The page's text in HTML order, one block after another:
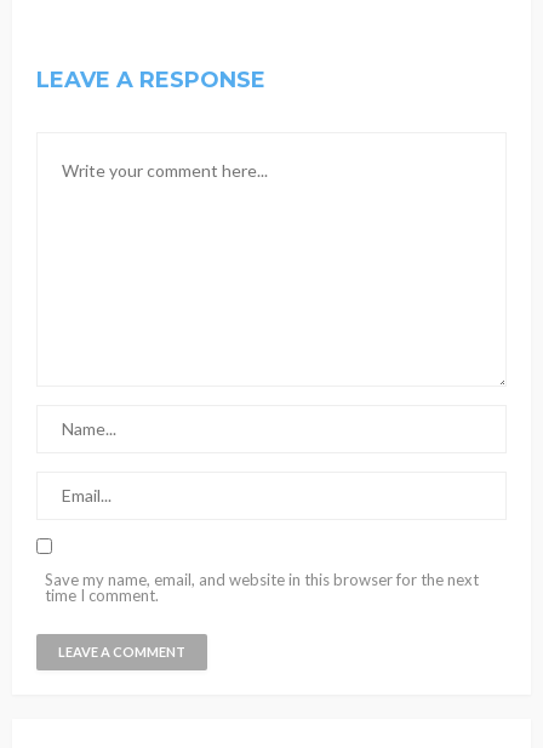
LEAVE A RESPONSE
Save my name, email, and website in this browser for the next
time I comment.